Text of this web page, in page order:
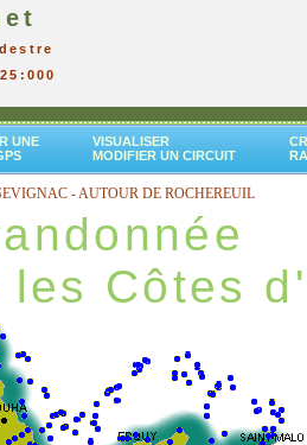
UNE
VISUALISER
MODIFIER UN CIRCUIT
- AUTOUR DE ROCHEREUIL
les Côtes